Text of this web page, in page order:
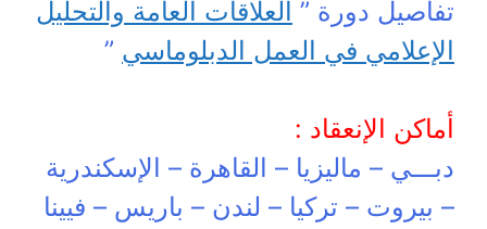
تفاصيل دورة ” العلاقات العامة والتحليل
الإعلامي في العمل الدبلوماسي ”
أماكن الإنعقاد :
دبـــي – ماليزيا – القاهرة – الإسكندرية
– بيروت – تركيا – لندن – باريس – فيينا